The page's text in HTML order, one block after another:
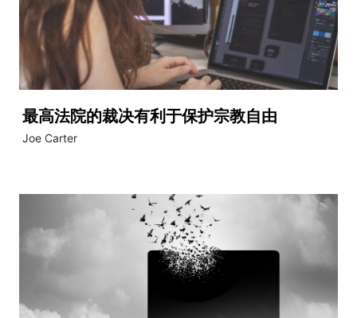
最高法院的裁决有利于保护宗教自由
Joe Carter